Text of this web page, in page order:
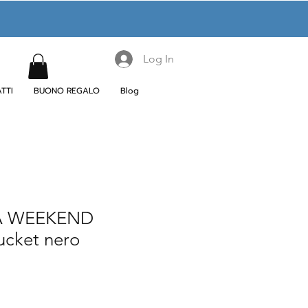
Log In
BUONO REGALO Blog
nero